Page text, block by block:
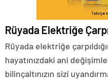
Rüyada Elektriğe
Rüyada elektriğe
hayatınızdaki ani
bilinçaltınızın sizi